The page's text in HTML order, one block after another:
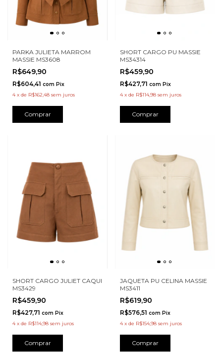
PARKA JULIETA MARROM
MASSIE MS3608
R$649,90
R$604,41 com Pix
4 x de R$162,48 sem juros
Comprar
SHORT CARGO PU MASSIE
MS34314
R$459,90
R$427,71 com Pix
4 x de R$114,98 sem juros
Comprar
SHORT CARGO JULIET CAQUI
MS3429
R$459,90
R$427,71 com Pix
4 x de R$114,98 sem juros
Comprar
JAQUETA PU CELINA MASSIE
MS3411
R$619,90
R$576,51 com Pix
4 x de R$154,98 sem juros
Comprar